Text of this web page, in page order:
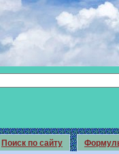
Поиск по сайту